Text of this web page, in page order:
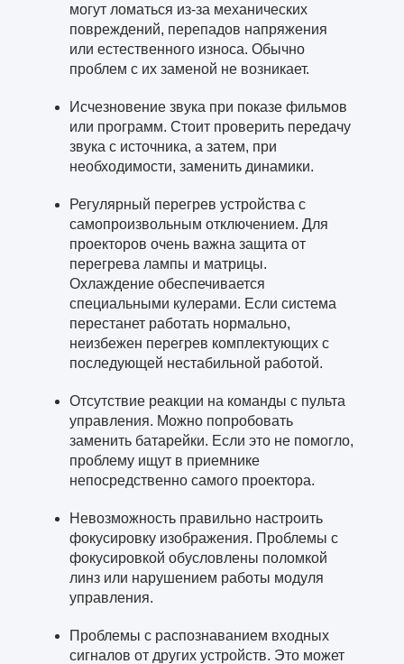
могут ломаться из-за механических
повреждений, перепадов напряжения
или естественного износа. Обычно
проблем с их заменой не возникает.
Исчезновение звука при показе фильмов
или программ. Стоит проверить передачу
звука с источника, а затем, при
необходимости, заменить динамики.
Регулярный перегрев устройства с
самопроизвольным отключением. Для
проекторов очень важна защита от
перегрева лампы и матрицы.
Охлаждение обеспечивается
специальными кулерами. Если система
перестанет работать нормально,
неизбежен перегрев комплектующих с
последующей нестабильной работой.
Отсутствие реакции на команды с пульта
управления. Можно попробовать
заменить батарейки. Если это не помогло,
проблему ищут в приемнике
непосредственно самого проектора.
Невозможность правильно настроить
фокусировку изображения. Проблемы с
фокусировкой обусловлены поломкой
линз или нарушением работы модуля
управления.
Проблемы с распознаванием входных
сигналов от других устройств. Это может